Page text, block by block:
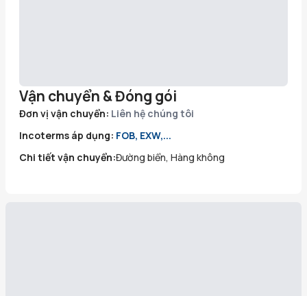
Vận chuyển & Đóng gói
Đơn vị vận chuyển: Liên hệ chúng tôi
Incoterms áp dụng: FOB, EXW,...
Chi tiết vận chuyển:Đường biển, Hàng không